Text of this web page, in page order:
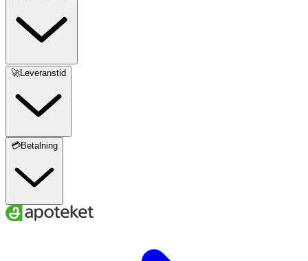
🚀Leveranstid
💳Betalning